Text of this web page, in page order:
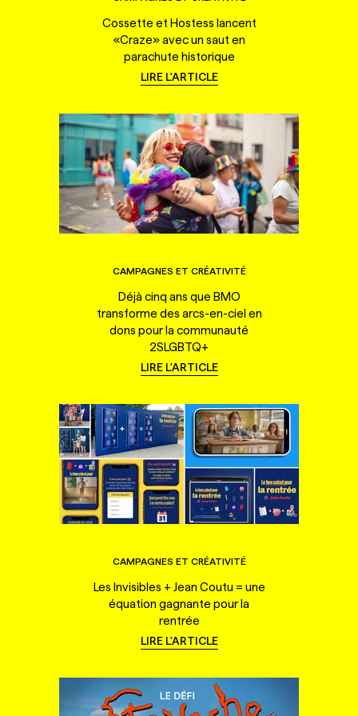
Cossette et Hostess lancent
«Craze» avec un saut en
parachute historique
LIRE L'ARTICLE
CAMPAGNES ET CRÉATIVITÉ
Déjà cinq ans que BMO
transforme des arcs-en-ciel en
dons pour la communauté
2SLGBTQ+
LIRE L'ARTICLE
CAMPAGNES ET CRÉATIVITÉ
Les Invisibles + Jean Coutu = une
équation gagnante pour la
rentrée
LIRE L'ARTICLE